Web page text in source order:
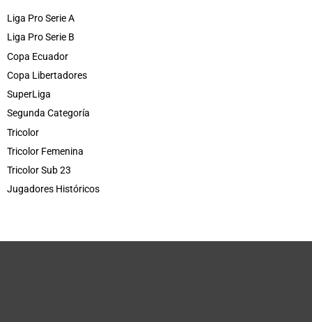
Liga Pro Serie A
Liga Pro Serie B
Copa Ecuador
Copa Libertadores
SuperLiga
Segunda Categoría
Tricolor
Tricolor Femenina
Tricolor Sub 23
Jugadores Históricos